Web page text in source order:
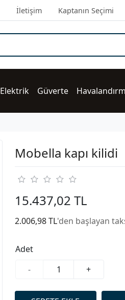
İletişim Kaptanın Seçimi
Elektrik Güverte
Mobella kapı kilidi
15.437,02 TL
2.006,98 TL'den başlayan
Adet
-
+